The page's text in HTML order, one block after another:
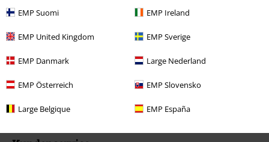
EMP Suomi EMP Ireland
EMP United Kingdom EMP Sverige
EMP Danmark Large Nederland
EMP Österreich EMP Slovensko
Large Belgique EMP España
Unser Kundenservice ist für dich da
Ja, unser Kundenservice ist heute wieder erreichbar von 09:00 Uhr bis
14:00 Uhr.Mehr Infos
Chat starten